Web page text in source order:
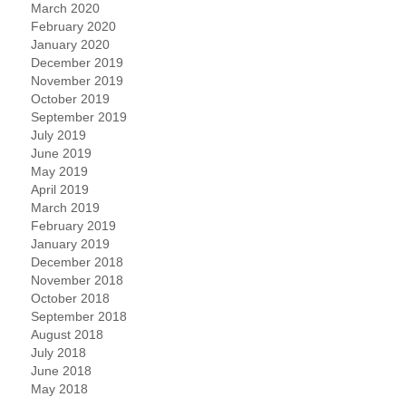
March 2020
February 2020
January 2020
December 2019
November 2019
October 2019
September 2019
July 2019
June 2019
May 2019
April 2019
March 2019
February 2019
January 2019
December 2018
November 2018
October 2018
September 2018
August 2018
July 2018
June 2018
May 2018